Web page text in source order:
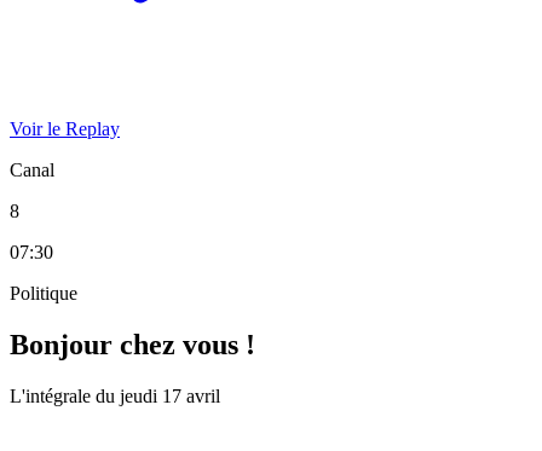
Voir le Replay
Canal
8
07:30
Politique
Bonjour chez vous !
L'intégrale du jeudi 17 avril